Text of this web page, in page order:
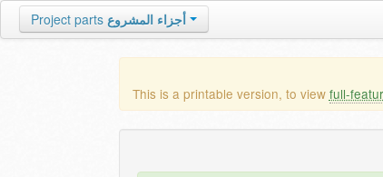
Project parts أجزاء المشروع
This is a printable version, to view full-